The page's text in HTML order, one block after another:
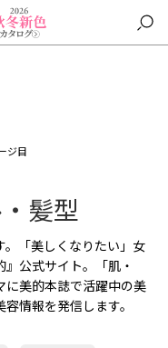
ジ目
髪型
。「美しくなりたい」女
公式サイト。「肌・
に美的本誌で活躍中の美
情報を発信します。